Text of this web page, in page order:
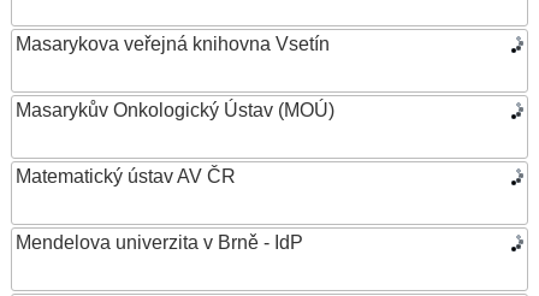
Masarykova veřejná knihovna Vsetín
Masarykův Onkologický Ústav (MOÚ)
Matematický ústav AV ČR
Mendelova univerzita v Brně - IdP